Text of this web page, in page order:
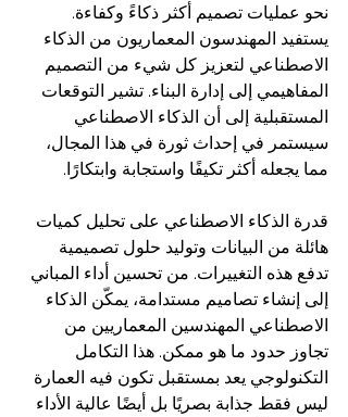
نحو عمليات تصميم أكثر ذكاءً وكفاءة.
يستفيد المهندسون المعماريون من الذكاء
الاصطناعي لتعزيز كل شيء من التصميم
المفاهيمي إلى إدارة البناء. تشير التوقعات
المستقبلية إلى أن الذكاء الاصطناعي
سيستمر في إحداث ثورة في هذا المجال،
مما يجعله أكثر تكيفًا واستجابة وابتكارًا.
قدرة الذكاء الاصطناعي على تحليل كميات
هائلة من البيانات وتوليد حلول تصميمية
تدفع هذه التغييرات. من تحسين أداء المباني
إلى إنشاء تصاميم مستدامة، يمكّن الذكاء
الاصطناعي المهندسين المعماريين من
تجاوز حدود ما هو ممكن. هذا التكامل
التكنولوجي يعد بمستقبل تكون فيه العمارة
ليس فقط جذابة بصريًا بل أيضًا عالية الأداء